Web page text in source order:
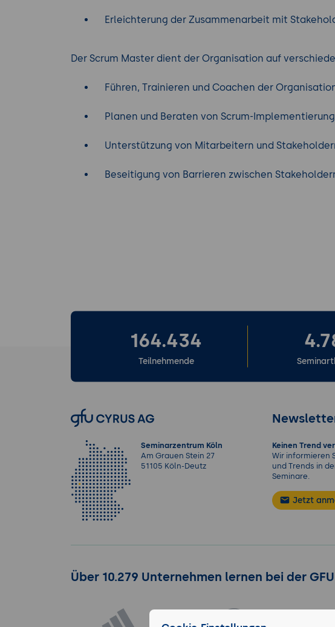
Erleichterung der Zusammenarbeit mit
Der Scrum Master dient der Organisation auf
Führen, Trainieren und Coachen der
Planen und Beraten von Scrum-
Unterstützung von Mitarbeitern und
Beseitigung von Barrieren zwischen
164.434
Teilnehmende
Seminarzentrum Köln
Am Grauen Stein 27
51105 Köln-Deutz
Keinen Trend
Wir informieren
und Trends in
Seminare.
Jetzt
Über 10.279 Unternehmen lernen bei der GFU